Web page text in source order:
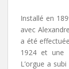
Installé en
avec
a été
1924 et une
L’orgue a